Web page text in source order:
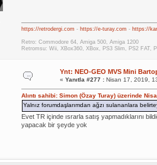
https://retrodergi.com - https://e-turay.com - https://
Retro: Commodore 64, Amiga 500, Amiga 1200
Retromsu: Wii, XBox360, XBox, PS3 Slim, PS2 FAT,
Ynt: NEO-GEO MVS Mini
« Yanıtla #277 :Nisan 17, 2019,
Alıntı sahibi: Simon (Özay Turay) üzerinde
Yalnız forumdaşlarımdan ağzı sulananlara
Evet TR içinde ısrarla satış yapmadıklarını
yapacak bir şeyde yok